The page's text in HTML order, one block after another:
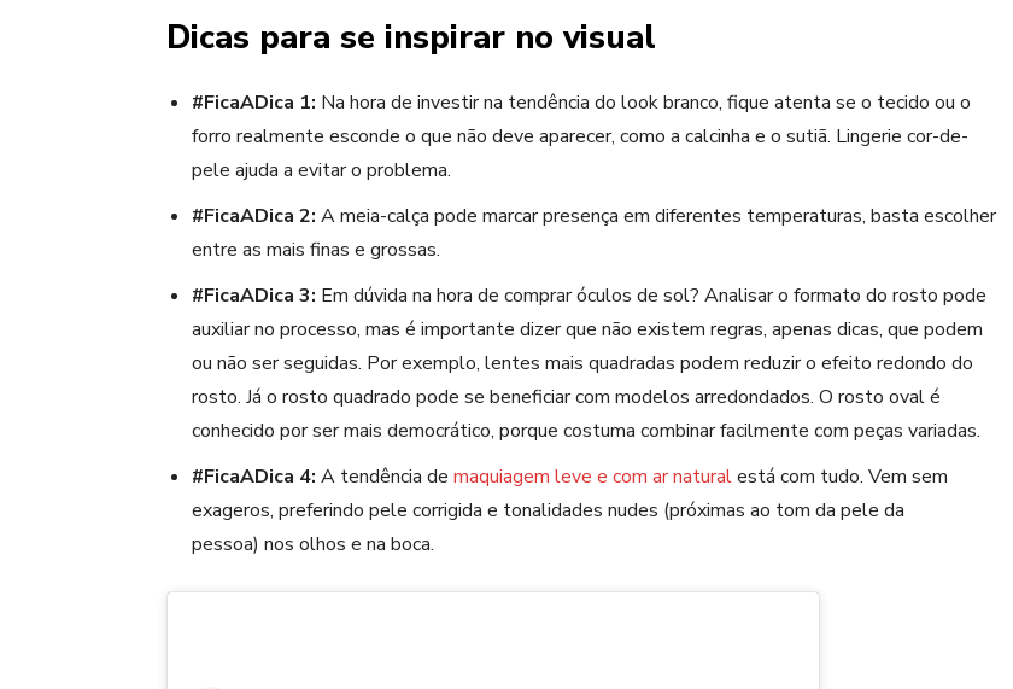
Dicas para se inspirar no visual
#FicaADica 1: Na hora de investir na tendência do look branco, fique atenta se o tecido ou o
forro realmente esconde o que não deve aparecer, como a calcinha e o sutiã. Lingerie cor-de-
pele ajuda a evitar o problema.
#FicaADica 2: Ameia-calça pode marcar presença em diferentes temperaturas, basta escolher
entre as mais finas e grossas.
#FicaADica 3: Em dúvida na hora de compraróculos de sol? Analisar o formato do rosto pode
auxiliar no processo, mas é importante dizer que não existem regras, apenas dicas, que podem
ou não ser seguidas. Por exemplo, lentes mais quadradas podem reduzir o efeito redondo do
rosto. Já o rosto quadrado pode se beneficiar com modelos arredondados. O rosto oval é
conhecido por ser mais democrático, porque costuma combinar facilmente com peças variadas.
#FicaADica 4: A tendência de maquiagem leve e com ar naturalestá com tudo. Vem sem
exageros, preferindo pele corrigida e tonalidades nudes (próximas ao tom da pele da
pessoa) nos olhos e na boca.